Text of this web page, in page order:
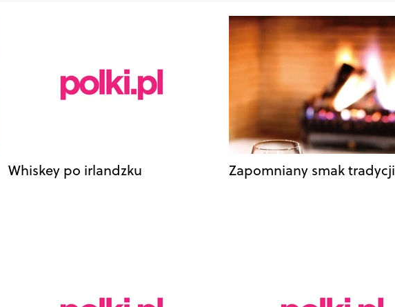
Whiskey po irlandzku Zapomniany smak tradycji